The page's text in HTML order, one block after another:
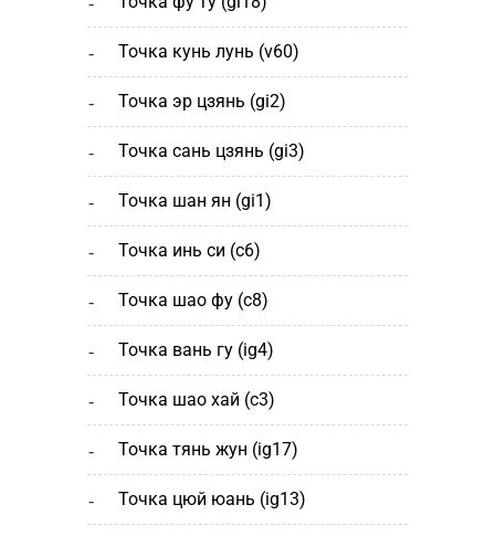
точка кунь лунь (v60)
точка эр цзянь (gi2)
точка сань цзянь (gi3)
точка шан ян (gi1)
точка инь си (c6)
точка шао фу (c8)
точка вань гу (ig4)
точка шао хай (с3)
точка тянь жун (ig17)
точка цюй юань (ig13)